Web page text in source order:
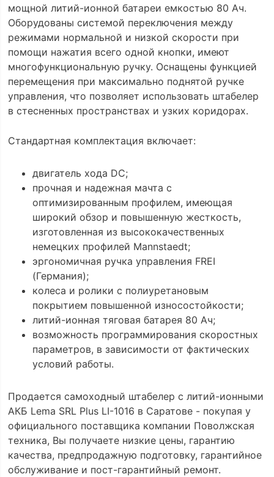
мощной литий-ионной батареи емкостью 80 Ач.
Оборудованы системой переключения между
режимами нормальной и низкой скорости при
помощи нажатия всего одной кнопки, имеют
многофункциональную ручку. Оснащены функцией
перемещения при максимально поднятой ручке
управления, что позволяет использовать штабелер
в стесненных пространствах и узких коридорах.
Стандартная комплектация включает:
двигатель хода DC;
прочная и надежная мачта с
оптимизированным профилем, имеющая
широкий обзор и повышенную жесткость,
изготовленная из высококачественных
немецких профилей Mannstaedt;
эргономичная ручка управления FREI
(Германия);
колеса и ролики с полиуретановым
покрытием повышенной износостойкости;
литий-ионная тяговая батарея 80 Ач;
возможность программирования скоростных
параметров, в зависимости от фактических
условий работы.
Продается самоходный штабелер с литий-ионными
АКБ Lema SRL Plus LI-1016 в Саратове - покупая у
официального поставщика компании Поволжская
техника, Вы получаете низкие цены, гарантию
качества, предпродажную подготовку, гарантийное
обслуживание и пост-гарантийный ремонт.